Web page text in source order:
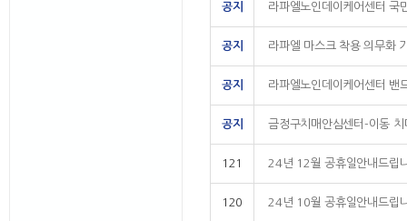
공지 라파엘노인데이케어센터 국
공지 라파엘 마스크 착용 의무화
공지 라파엘노인데이케어센터 밴
공지 금정구치매안심센터-이동 치
121 24년 12월 공휴일안내드립
120 24년 10월 공휴일안내드립